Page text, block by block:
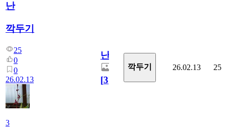
난
깍두기
25
0
0
26.02.13
3
난
[3]
깍두기 26.02.13 25